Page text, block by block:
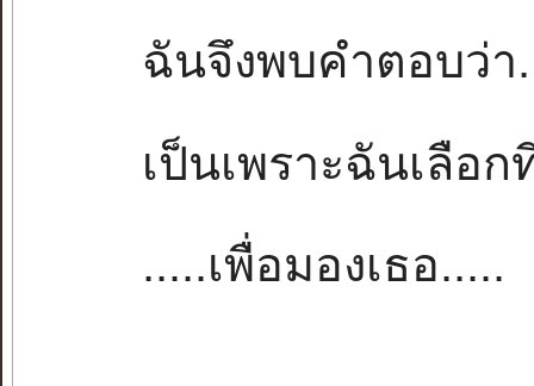
ฉันจึงพบคำตอบว่า
เป็นเพราะฉันเลือก
.....เพื่อมองเธอ.....